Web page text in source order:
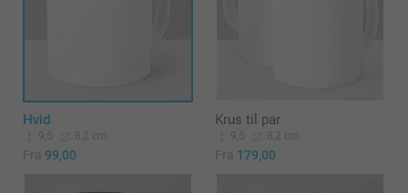
Hvid
9,5 8,2 cm
Fra 99,00
Krus til par
9,5 8,2 cm
Fra 179,00